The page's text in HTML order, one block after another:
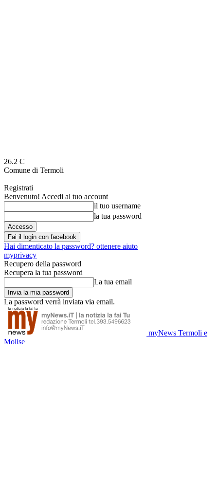
26.2 C
Comune di Termoli
Registrati
Benvenuto! Accedi al tuo account
il tuo username
la tua password
Fai il login con facebook
Hai dimenticato la password? ottenere aiuto
myprivacy
Recupero della password
Recupera la tua password
La tua email
La password verrà inviata via email.
myNews Termoli e
Molise